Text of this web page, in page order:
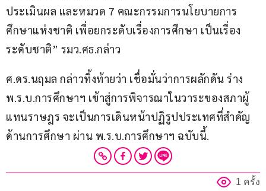
ประเมินผล และหมวด 7 คณะกรรมการนโยบายการ
ศึกษาแห่งชาติ เพื่อยกระดับเรื่องการศึกษา เป็นเรื่อง
ระดับชาติ” รมว.ศธ.กล่าว
ศ.ดร.นฤมล กล่าวทิ้งท้ายว่า เชื่อมั่นว่าการผลักดัน ร่าง
พ.ร.บ.การศึกษาฯ เข้าสู่การพิจารณาในวาระของสภาผู้
แทนราษฎร จะเป็นการเดินหน้าปฏิรูปประเทศที่สำคัญ
ด้านการศึกษา ผ่าน พ.ร.บ.การศึกษาฯ ฉบับนี้.
1 ครั้ง